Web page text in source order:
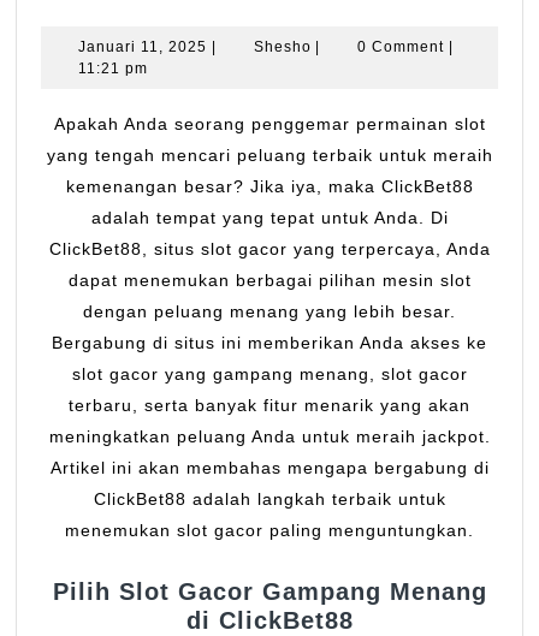
ClickBet88
Slot
Gacor
Paling
Januari 11, 2025 JanuariSheshoShesho0 Comment
11:21 pm
Apakah Anda seorang penggemar permainan slot
yang tengah mencari peluang terbaik untuk meraih
kemenangan besar? Jika iya, maka ClickBet88
adalah tempat yang tepat untuk Anda. Di
ClickBet88, situs slot gacor yang terpercaya, Anda
dapat menemukan berbagai pilihan mesin slot
dengan peluang menang yang lebih besar.
Bergabung di situs ini memberikan Anda akses ke
slot gacor yang gampang menang, slot gacor
terbaru, serta banyak fitur menarik yang akan
meningkatkan peluang Anda untuk meraih jackpot.
Artikel ini akan membahas mengapa bergabung di
ClickBet88 adalah langkah terbaik untuk
menemukan slot gacor paling menguntungkan.
Pilih Slot Gacor Gampang Menang
di ClickBet88